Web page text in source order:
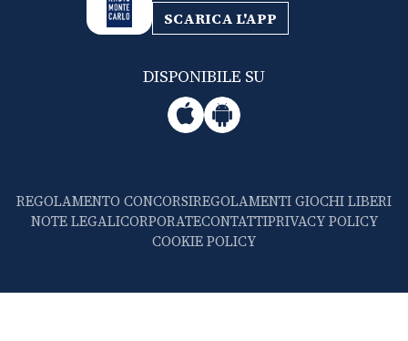
SCARICA L'APP
DISPONIBILE SU
REGOLAMENTO CONCORSIREGOLAMENTI GIOCHI LIBERI
NOTE LEGALICORPORATECONTATTIPRIVACY POLICY
COOKIE POLICY